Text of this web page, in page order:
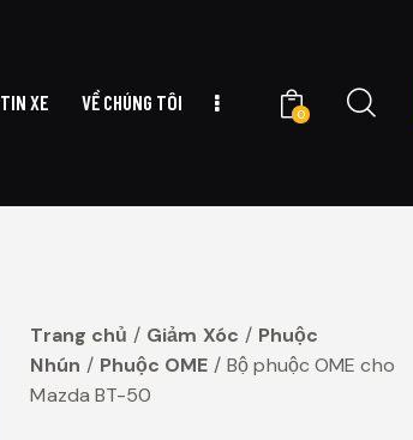
TIN XE VỀ CHÚNG TÔI
0
Trang chủ Giảm Xóc
Phuộc
Nhún
Phuộc OME
Bộ phuộc OME cho
Mazda BT-50